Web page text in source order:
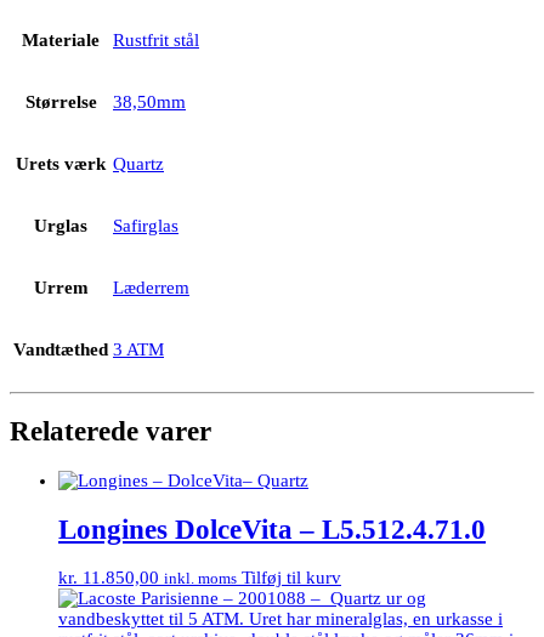
Materiale Rustfrit stål
Størrelse 38,50mm
Urets værk Quartz
Urglas Safirglas
Urrem Læderrem
Vandtæthed 3 ATM
Relaterede varer
Longines DolceVita – L5.512.4.71.0
kr. 11.850,00 inkl. moms Tilføj til kurv